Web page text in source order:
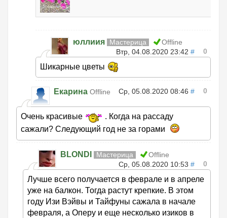
юллиия Мастерица
Offline
Втр, 04.08.2020 23:42 # 0
Шикарные цветы
Екарина Offline Ср, 05.08.2020 08:46 # 0
Очень красивые
. Когда на рассаду
сажали? Следующий год не за горами
BLONDI Мастерица
Offline
Ср, 05.08.2020 10:53 # 0
Лучше всего получается в феврале и в апреле
уже на балкон. Тогда растут крепкие. В этом
году Изи Вэйвы и Тайфуны сажала в начале
февраля, а Оперу и еще несколько изиков в